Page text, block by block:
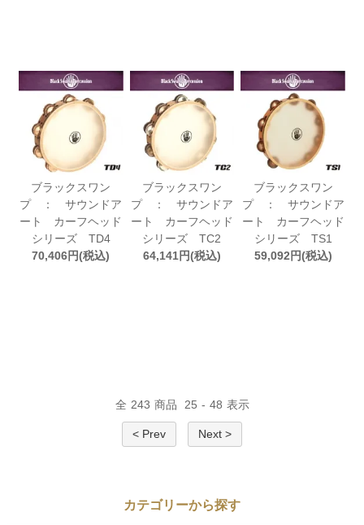
ブラックスワン
プ ： サウンドア
ート カーフヘッド
シリーズ TD4
70,406円(税込)
ブラックスワン
プ ： サウンドア
ート カーフヘッド
シリーズ TC2
64,141円(税込)
ブラックスワン
プ ： サウンドア
ート カーフヘッド
シリーズ TS1
59,092円(税込)
全 243 商品 25 - 48 表示
< Prev Next >
カテゴリーから探す